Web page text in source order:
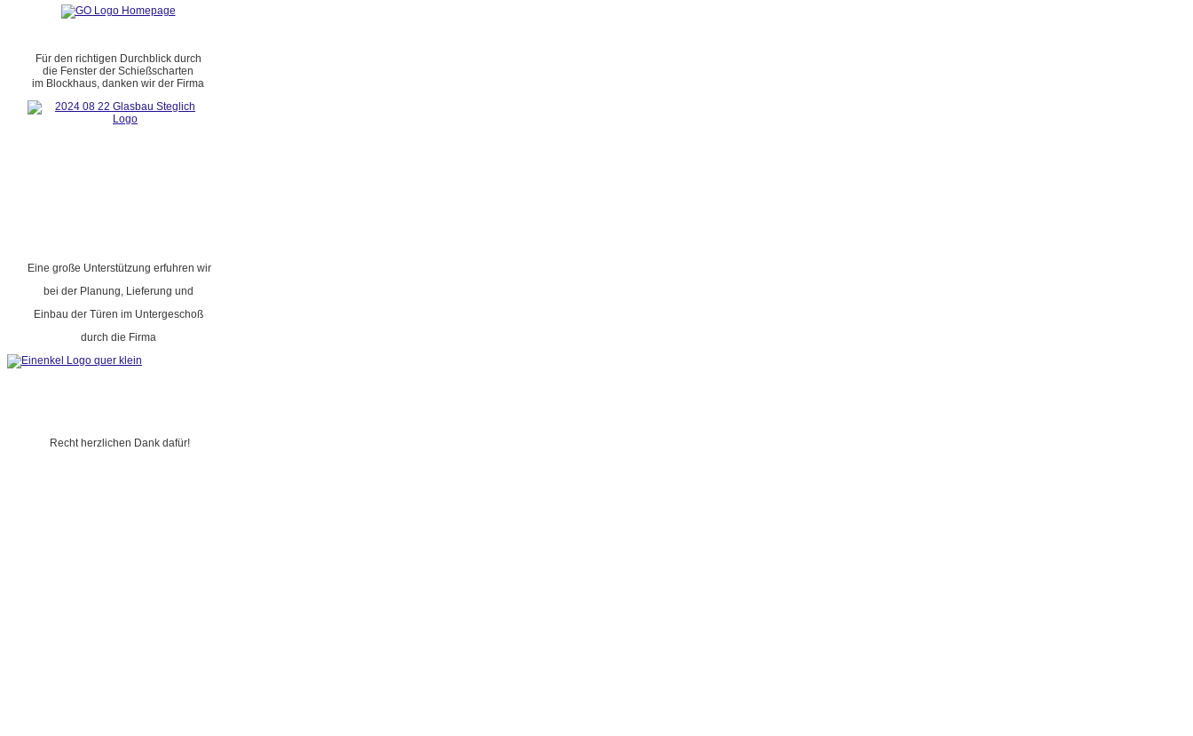
Für den richtigen Durchblick durch
die Fenster der Schießscharten
im Blockhaus, danken wir der Firma
Eine große Unterstützung erfuhren wir
bei der Planung, Lieferung und
Einbau der Türen im Untergeschoß
durch die Firma
Recht herzlichen Dank dafür!